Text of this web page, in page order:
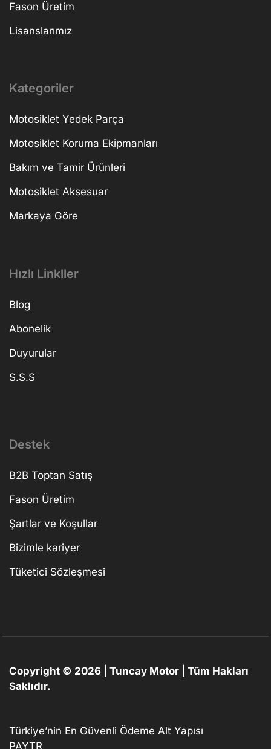
Fason Üretim
Lisanslarımız
Kategoriler
Motosiklet Yedek Parça
Motosiklet Koruma Ekipmanları
Bakım ve Tamir Ürünleri
Motosiklet Aksesuar
Markaya Göre
Hızlı Linkller
Blog
Abonelik
Duyurular
S.S.S
Destek
B2B Toptan Satış
Fason Üretim
Şartlar ve Koşullar
Bizimle kariyer
Tüketici Sözleşmesi
Copyright © 2026 | Tuncay Motor | Tüm Hakları
Saklıdır.
Türkiye’nin En Güvenli Ödeme Alt Yapısı
PAYTR